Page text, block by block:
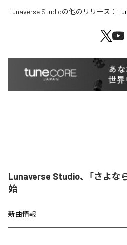
Lunaverse Studioの他のリリース：
Lunaverse Studio、「さよな
始
新曲情報